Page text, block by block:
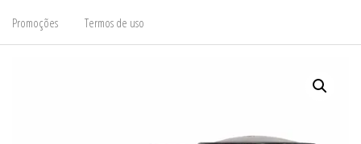
Bombas
Promoções Termos de uso